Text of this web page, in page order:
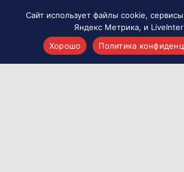
Сайт использует файлы cookie,
Яндекс Метрика, и
Хорошо
Политика